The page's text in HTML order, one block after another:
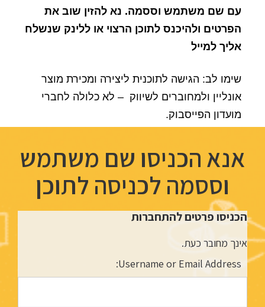
עם שם משתמש וססמה. נא להזין שוב את
הפרטים ולהיכנס לתוכן הרצוי או ללינק שנשלח
אליך למייל
שימו לב: הגישה לתוכנית ליצירה ומכירת מוצר
אונליין ולמחוברים לשיווק – לא כלולה לחברי
מועדון הפייסבוק.
אנא הכניסו שם משתמש
וססמה לכניסה לתוכן
הכניסו פרטים להתחברות
אינך מחובר כעת.
Username or Email Address: